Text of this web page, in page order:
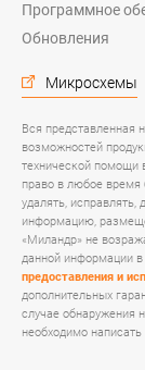
Программное
Обновления
Микросхемы
Вся представленная
возможностей
технической помощи
право в любое время
удалять,
информацию,
«Миландр» не
данной информации в
предоставления и
дополнительных
случае обнаружения
необходимо написать